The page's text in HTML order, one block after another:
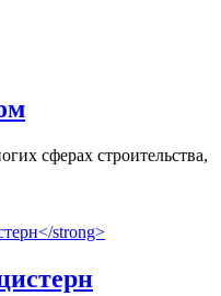
сферах строительства,